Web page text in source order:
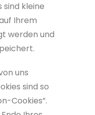
sind kleine
Ihrem
werden und
uns
sind so
Cookies”.